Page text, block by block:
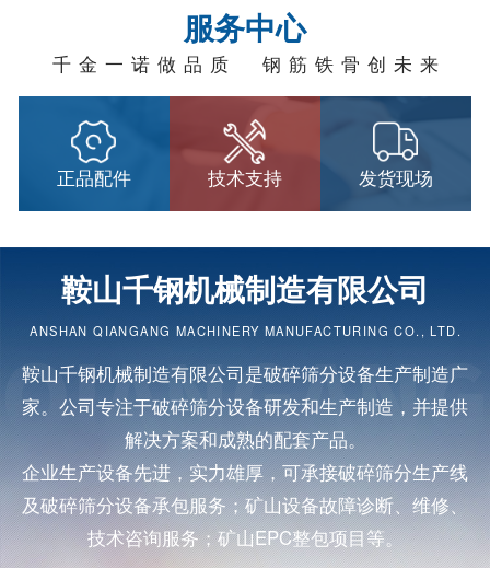
服务中心
千金一诺做品质 钢筋铁骨创未来
正品配件 技术支持 发货现场
鞍山千钢机械制造有限公司
ANSHAN QIANGANG MACHINERY MANUFACTURING CO., LTD.
鞍山千钢机械制造有限公司是破碎筛分设备生产制造广
家。公司专注于破碎筛分设备研发和生产制造，并提供
解决方案和成熟的配套产品。
企业生产设备先进，实力雄厚，可承接破碎筛分生产线
及破碎筛分设备承包服务；矿山设备故障诊断、维修、
技术咨询服务；矿山EPC整包项目等。